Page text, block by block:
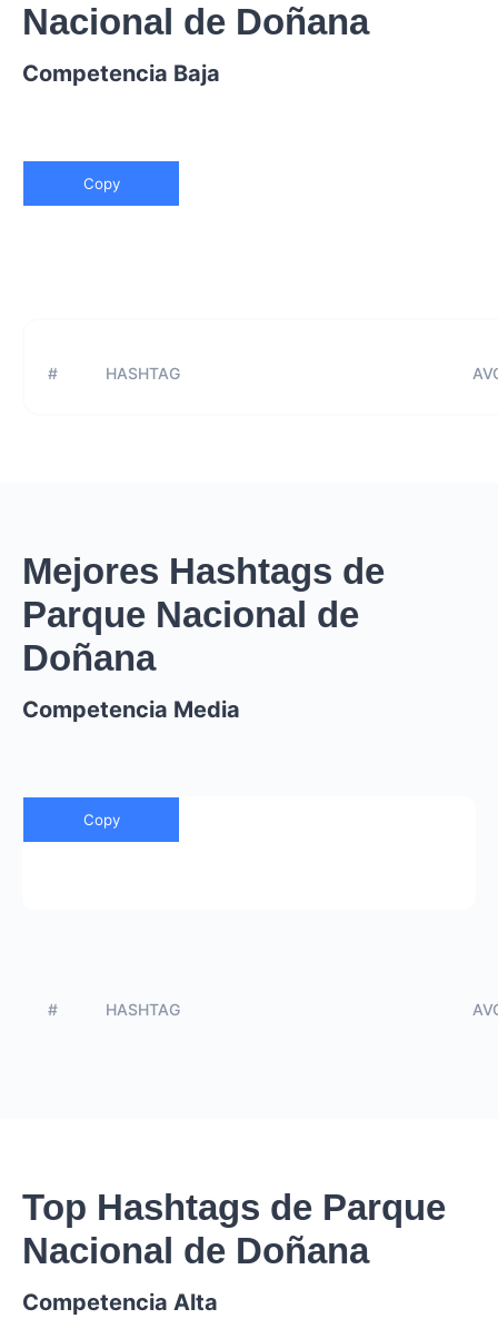
Nacional de Doñana
Competencia Baja
Copy
# HASHTAG
Mejores Hashtags de
Parque Nacional de
Doñana
Competencia Media
Copy
# HASHTAG
Top Hashtags de Parque
Nacional de Doñana
Competencia Alta